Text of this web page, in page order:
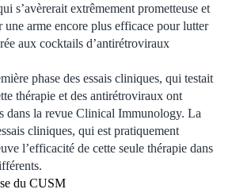
s’avèrerait extrêmement prometteuse et
arme encore plus efficace pour lutter
aux cocktails d’antirétroviraux
phase des essais cliniques, qui testait
thérapie et des antirétroviraux ont
dans la revue Clinical Immunology. La
cliniques, qui est pratiquement
l’efficacité de cette seule thérapie dans
du CUSM